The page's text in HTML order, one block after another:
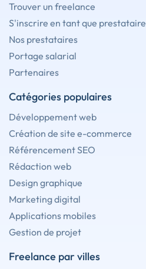
Trouver un freelance
S'inscrire en tant que prestataire
Nos prestataires
Portage salarial
Partenaires
Catégories populaires
Développement web
Création de site e-commerce
Référencement SEO
Rédaction web
Design graphique
Marketing digital
Applications mobiles
Gestion de projet
Freelance par villes